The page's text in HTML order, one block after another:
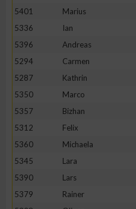
5401
Marius
5336
Ian
5396
Andreas
5294
Carmen
5287
Kathrin
5350
Marco
5357
Bizhan
5312
Felix
5360
Michaela
5345
Lara
5390
Lars
5379
Rainer